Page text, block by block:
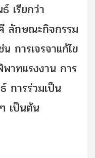
เรียกว่า
ลักษณะกิจกรรม
การเจรจาแก้ไข
าทแรงงาน การ
การร่วมเป็น
เป็นต้น